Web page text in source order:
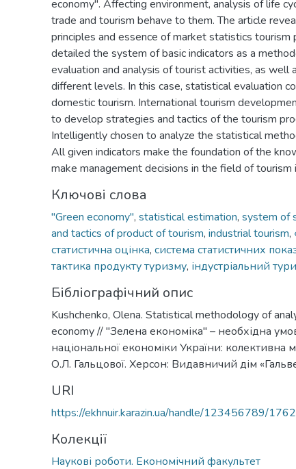
economy". Affecting environment, analysis of life
trade and tourism behave to them. The article
principles and essence of market statistics tourism
detailed the system of basic indicators as a
evaluation and analysis of tourist activities, as well
different levels. In this case, statistical evaluation
domestic tourism. International tourism
to develop strategies and tactics of the tourism
Intelligently chosen to analyze the statistical
All given indicators make the foundation of the
make management decisions in the field of tourism
Ключові слова
"Green economy", statistical estimation, system of
and tactics of product of tourism, industrial tourism,
статистична оцінка, система статистичних
тактика продукту туризму, індустріальний
Бібліографічний опис
Kushchenko, Оlena. Statistical methodology of
economy // "Зелена економіка" – необхідна
національної економіки України: колективна
О.Л. Гальцової. Херсон: Видавничий дім
URI
https://ekhnuir.karazin.ua/handle/123456789/
Колекції
Наукові роботи. Економічний факультет